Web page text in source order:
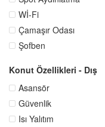
Wİ-Fi
Çamaşır Odası
Şofben
Konut Özellikleri - Dış
Asansör
Güvenlik
Isı Yalıtım